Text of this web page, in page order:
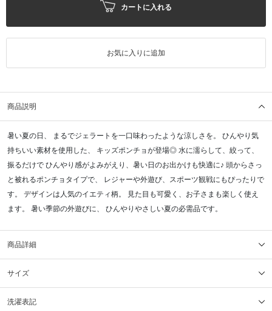
カートに入れる
お気に入りに追加
商品説明
暑い夏の日、 まるでジェラートを一口味わったような涼しさを。 ひんやり気
持ちいい素材を使用した、 キッズポンチョが登場◎ 水に濡らして、絞って、
振るだけで ひんやり感がよみがえり、暑い日のお出かけも快適に♪ 頭からさっ
と被れるポンチョタイプで、 レジャーや外遊び、スポーツ観戦にもぴったりで
す。 デザインは人気のイエティ柄。 見た目も可愛く、お子さまも楽しく使え
ます。 暑い季節の外遊びに、 ひんやりやさしい夏の必需品です。
商品詳細
サイズ
洗濯表記